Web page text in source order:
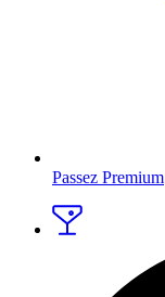
Passez Premium